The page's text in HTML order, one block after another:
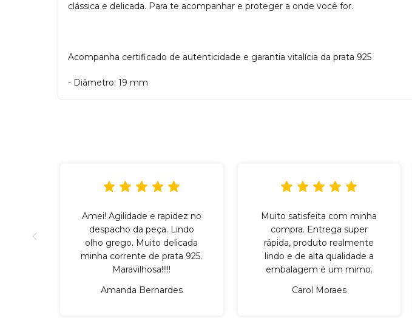
clássica e delicada. Para te acompanhar e proteger a onde você for.
Acompanha certificado de autenticidade e garantia vitalícia da prata 925
- Diâmetro: 19 mm
Amei! Agilidade e rapidez no
despacho da peça. Lindo
olho grego. Muito delicada
minha corrente de prata 925.
Maravilhosa!!!!!
Amanda Bernardes
Muito satisfeita com minha
compra. Entrega super
rápida, produto realmente
lindo e de alta qualidade a
embalagem é um mimo.
Carol Moraes